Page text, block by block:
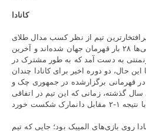
کانادا
تیم از نظر کسب مدال طلای
قهرمانی جهان است. کانادایی‌ها ۲۸ بار قهرمان جهان شده‌اند و آخرین
به دست آمد که به طور مشترک در
این حال، دو دوره اخیر برای کانادا چندان
در قهرمانی برگزارشده در جمهوری چک و
گذشته، زمانی که این تیم در اتفاقی
روی بازی‌های المپیک بود؛ جایی که تیم